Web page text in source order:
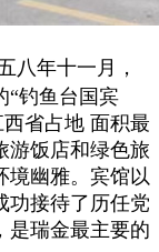
八年十一月，
“钓鱼台国宾
省占地 面积最
游饭店和绿色旅
境幽雅。宾馆以
功接待了历任党
是瑞金最主要的